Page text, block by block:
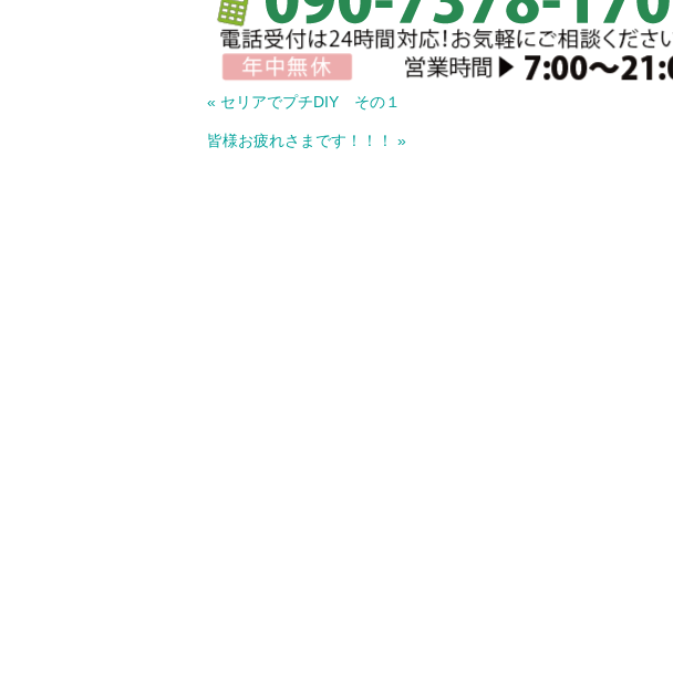
« セリアでプチDIY その１
皆様お疲れさまです！！！ »